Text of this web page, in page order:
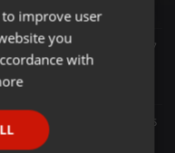
187
15
ENGLISH
GERMAN
to improve user
you
with